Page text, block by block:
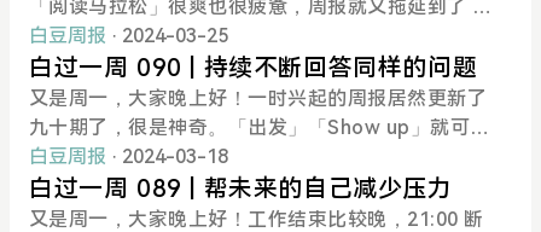
上对当地的基础介绍部分做了几张卡。工作的间歇就
随手拿手机复习，玩儿「完型填空」。滑动查看更多
德清知识卡如果我不在德清，大概率没啥动机、动力
去搞这些卡片。在当地的
语速和想说的字数，精简。感觉很不错，没有那么慌
张了。后面再多尝试书中的方法。📚白在读书没有读
完一本书。🐱每周一图瘦西湖 感觉好像北京什刹海哈
哈出歌🚩一周一目标上次目标：写一篇文章至少是一
个长微博。作息和饮食都很重要，最近公司搬家吃的
比较乱，假期报复性饮食三次。这周计划每餐都拍
照，记录。发现
trick Winston 有很多相同点：都是人工智能领域，
讲话都特别吸引人（至少是我）！非常有条理，按 H
amming 的话来说，演讲的 style 很值得学习。这几
年写的东西多了点，以为自己和世界沟通的能力上升
了些，其实还是错误估计了。上上周发了一个一美元
挑战的朋友圈：阅读 《Million dollar weekend》这
本书，打算尝试一人企业，做自己的产品。为了突破
本周关键词：「短时间大量相关的内容」「奇妙的联
系」这周还是延续了上周对 Andy Matuschak 笔记的
痴迷，大概有 4 个左右的番茄钟在他的笔记上（50mi
ns/🍅），眼睛看多屏幕很累，搜了下相关的播客。一
个没听过的，主持人是 Dwarkesh，另一个播客主持
人是之前就订阅过他 Newsletter 的 David Perell ，
一种很神奇的联系。个人更喜欢 Dwarkesh 的，然后
「阅读马拉松」很爽也很疲惫，周报就又拖延到了 21
点之后。🤔一周复盘本周关键词：「Andy Matuscha
k」本周工作虽忙，但还挤出了十几个小时的时间去
探索 Andy 的工作笔记（点击阅读原文可访问，电脑
端更佳，堆叠效果）。看到他提到自己也记录「时
报」「日志」等，工作时间连续，很像我造的词「管
道时间」，且也都使用外部的脚手架屏蔽掉可能让自
己分散注意力的网站。感觉很振奋！嫉妒并对标榜样
白豆周报 · 2024-03-25
白过一周 090 | 持续不断回答同样的问题
又是周一，大家晚上好！一时兴起的周报居然更新了
九十期了，很是神奇。「出发」「Show up」就可能
遇到非常好玩的事情。周报最开始由每周阅读小总结
为主，到结构性反思自己的生活，再到现在的想到哪
里写到哪里，变化了很多。对我自己来说，只要按时
白豆周报 · 2024-03-18
白过一周 089 | 帮未来的自己减少压力
又是周一，大家晚上好！工作结束比较晚，21:00 断